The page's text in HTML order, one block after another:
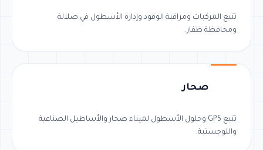
تتبع المركبات ومراقبة الوقود وإدارة الأسطول في صلالة
ومحافظة ظفار.
صحار
تتبع GPS وحلول الأسطول لميناء صحار والأساطيل الصناعية
واللوجستية.